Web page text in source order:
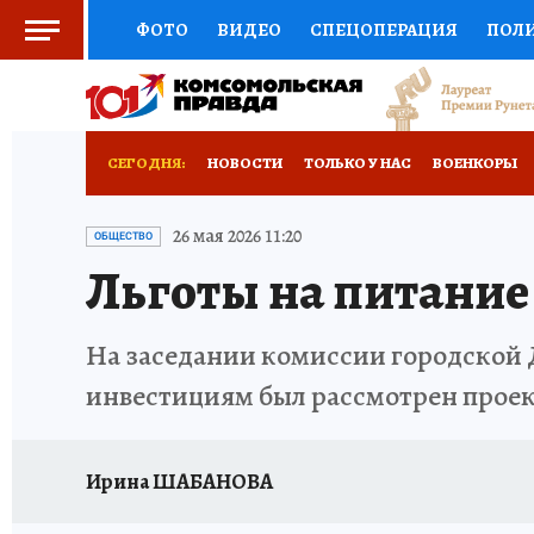
ФОТО ВИДЕО СПЕЦОПЕРАЦИЯ
СОЦПОДДЕРЖКА НАУКА СПОРТ
СЕГОДНЯ: НОВОСТИ ТОЛЬКО У НАС ВОЕНКОРЫ
ПРОИСШЕСТВИЯ
ОБЩЕСТВО 26 мая 2026 11:20
Льготы на
На заседании комиссии
инвестициям был рассмотрен
Ирина ШАБАНОВА